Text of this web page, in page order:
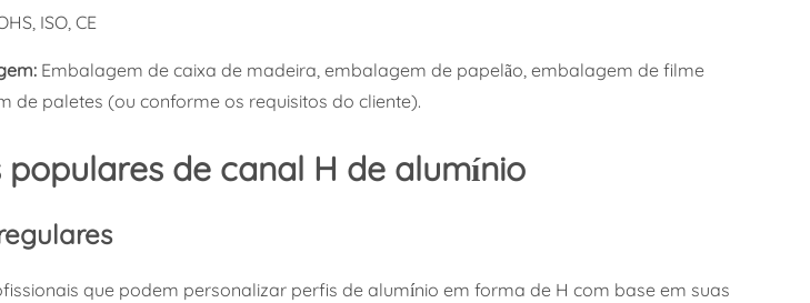
ISO, CE
Embalagem de caixa de madeira, embalagem de papelão, embalagem de filme
de paletes (ou conforme os requisitos do cliente).
populares de canal H de alumínio
que podem personalizar perfis de alumínio em forma de H com base em suas